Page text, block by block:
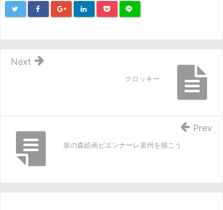
クロッキー
Next
泉の森絵画ビエンナーレ泉州を描こう
Prev